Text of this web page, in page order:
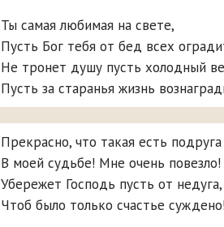
Ты самая любимая на свете,
Пусть Бог тебя от бед всех
Не тронет душу пусть холодный
Пусть за старанья жизнь
Прекрасно, что такая есть подруга
В моей судьбе! Мне очень повезло!
Убережет Господь пусть от недуга,
Чтоб было только счастье